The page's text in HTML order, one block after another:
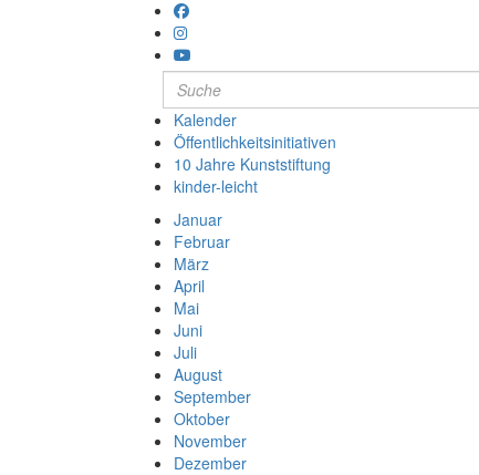
Kalender
Öffentlichkeitsinitiativen
10 Jahre Kunststiftung
kinder-leicht
Januar
Februar
März
April
Mai
Juni
Juli
August
September
Oktober
November
Dezember